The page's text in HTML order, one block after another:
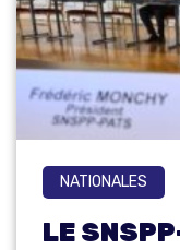
NATIONALES
LE